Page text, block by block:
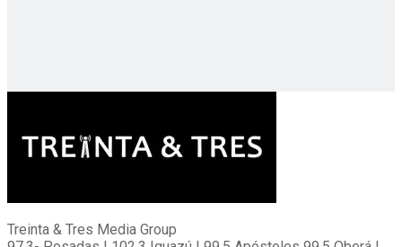
Treinta & Tres Media Group